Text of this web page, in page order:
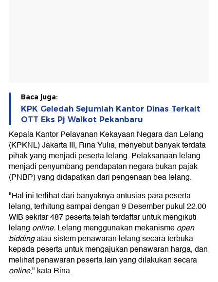
Baca juga:
KPK Geledah Sejumlah Kantor Dinas Terkait
OTT Eks Pj Walkot Pekanbaru
Kepala Kantor Pelayanan Kekayaan Negara dan Lelang
(KPKNL) Jakarta III, Rina Yulia, menyebut banyak terdata
pihak yang menjadi peserta lelang. Pelaksanaan lelang
menjadi penyumbang pendapatan negara bukan pajak
(PNBP) yang didapatkan dari pengenaan bea lelang.
"Hal ini terlihat dari banyaknya antusias para peserta
lelang, terhitung sampai dengan 9 Desember pukul 22.00
WIB sekitar 487 peserta telah terdaftar untuk mengikuti
lelang online.Lelang menggunakan mekanismeopen
biddingatau sistem penawaran lelang secara terbuka
kepada peserta untuk mengajukan penawaran harga, dan
melihat penawaran peserta lain yang dilakukan secara
online," kata Rina.